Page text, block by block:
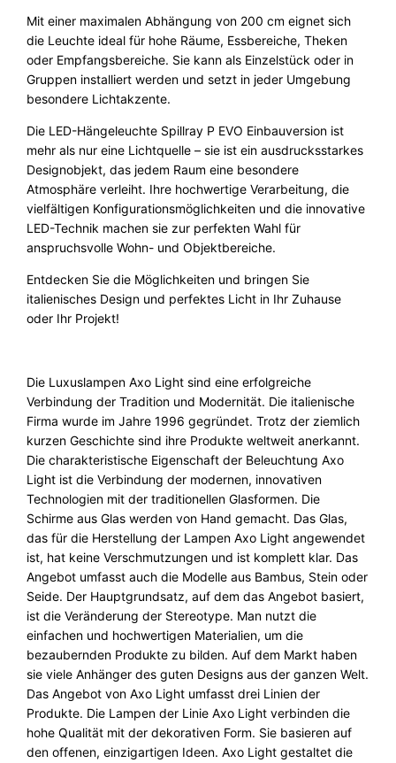
g
h
t
M
e
n
g
e
Mit einer maximalen Abhängung von 200 cm eignet sich
die Leuchte ideal für hohe Räume, Essbereiche, Theken
oder Empfangsbereiche. Sie kann als Einzelstück oder in
Gruppen installiert werden und setzt in jeder Umgebung
besondere Lichtakzente.
Die LED-Hängeleuchte Spillray P EVO Einbauversion ist
mehr als nur eine Lichtquelle – sie ist ein ausdrucksstarkes
Designobjekt, das jedem Raum eine besondere
Atmosphäre verleiht. Ihre hochwertige Verarbeitung, die
vielfältigen Konfigurationsmöglichkeiten und die innovative
LED-Technik machen sie zur perfekten Wahl für
anspruchsvolle Wohn- und Objektbereiche.
Entdecken Sie die Möglichkeiten und bringen Sie
italienisches Design und perfektes Licht in Ihr Zuhause
oder Ihr Projekt!
Die Luxuslampen Axo Light sind eine erfolgreiche
Verbindung der Tradition und Modernität. Die italienische
Firma wurde im Jahre 1996 gegründet. Trotz der ziemlich
kurzen Geschichte sind ihre Produkte weltweit anerkannt.
Die charakteristische Eigenschaft der Beleuchtung Axo
Light ist die Verbindung der modernen, innovativen
Technologien mit der traditionellen Glasformen. Die
Schirme aus Glas werden von Hand gemacht. Das Glas,
das für die Herstellung der Lampen Axo Light angewendet
ist, hat keine Verschmutzungen und ist komplett klar. Das
Angebot umfasst auch die Modelle aus Bambus, Stein oder
Seide. Der Hauptgrundsatz, auf dem das Angebot basiert,
ist die Veränderung der Stereotype. Man nutzt die
einfachen und hochwertigen Materialien, um die
bezaubernden Produkte zu bilden. Auf dem Markt haben
sie viele Anhänger des guten Designs aus der ganzen Welt.
Das Angebot von Axo Light umfasst drei Linien der
Produkte. Die Lampen der Linie Axo Light verbinden die
hohe Qualität mit der dekorativen Form. Sie basieren auf
den offenen, einzigartigen Ideen. Axo Light gestaltet die